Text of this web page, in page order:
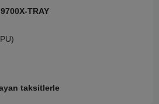
TRAY
taksitlerle